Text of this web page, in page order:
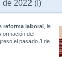
2022 (I)
reforma laboral , la
del
el pasado 3 de